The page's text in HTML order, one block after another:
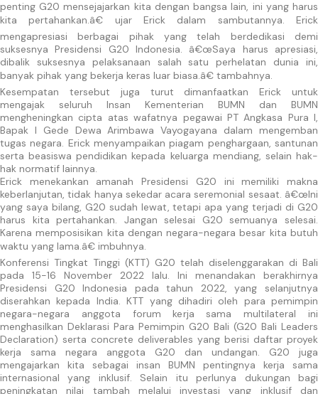
penting G20 mensejajarkan kita dengan bangsa lain, ini yang harus
kita pertahankan.â€ ujar Erick dalam sambutannya. Erick
mengapresiasi berbagai pihak yang telah berdedikasi demi
suksesnya Presidensi G20 Indonesia. â€œSaya harus apresiasi,
dibalik suksesnya pelaksanaan salah satu perhelatan dunia ini,
banyak pihak yang bekerja keras luar biasa.â€ tambahnya.
Kesempatan tersebut juga turut dimanfaatkan Erick untuk
mengajak seluruh Insan Kementerian BUMN dan BUMN
mengheningkan cipta atas wafatnya pegawai PT Angkasa Pura I,
Bapak I Gede Dewa Arimbawa Vayogayana dalam mengemban
tugas negara. Erick menyampaikan piagam penghargaan, santunan
serta beasiswa pendidikan kepada keluarga mendiang, selain hak-
hak normatif lainnya.
Erick menekankan amanah Presidensi G20 ini memiliki makna
keberlanjutan, tidak hanya sekedar acara seremonial sesaat. â€œIni
yang saya bilang, G20 sudah lewat, tetapi apa yang terjadi di G20
harus kita pertahankan. Jangan selesai G20 semuanya selesai.
Karena memposisikan kita dengan negara-negara besar kita butuh
waktu yang lama.â€ imbuhnya.
Konferensi Tingkat Tinggi (KTT) G20 telah diselenggarakan di Bali
pada 15-16 November 2022 lalu. Ini menandakan berakhirnya
Presidensi G20 Indonesia pada tahun 2022, yang selanjutnya
diserahkan kepada India. KTT yang dihadiri oleh para pemimpin
negara-negara anggota forum kerja sama multilateral ini
menghasilkan Deklarasi Para Pemimpin G20 Bali (G20 Bali Leaders
Declaration) serta concrete deliverables yang berisi daftar proyek
kerja sama negara anggota G20 dan undangan. G20 juga
mengajarkan kita sebagai insan BUMN pentingnya kerja sama
internasional yang inklusif. Selain itu perlunya dukungan bagi
peningkatan nilai tambah melalui investasi yang inklusif dan